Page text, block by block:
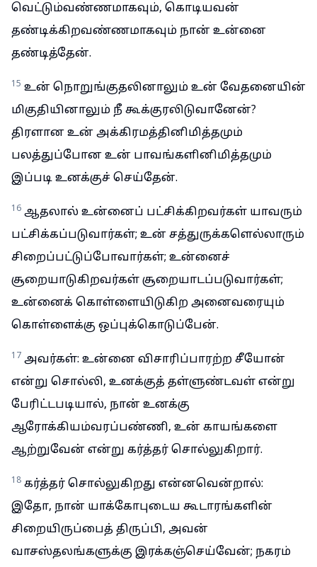
வெட்டும்வண்ணமாகவும், கொடியவன்
தண்டிக்கிறவண்ணமாகவும் நான் உன்னை
தண்டித்தேன்.
15 உன் நொறுங்குதலினாலும் உன் வேதனையின்
மிகுதியினாலும் நீ கூக்குரலிடுவானேன்?
திரளான உன் அக்கிரமத்தினிமித்தமும்
பலத்துப்போன உன் பாவங்களினிமித்தமும்
இப்படி உனக்குச் செய்தேன்.
16 ஆதலால் உன்னைப் பட்சிக்கிறவர்கள் யாவரும்
பட்சிக்கப்படுவார்கள்; உன் சத்துருக்களெல்லாரும்
சிறைப்பட்டுப்போவார்கள்; உன்னைச்
சூறையாடுகிறவர்கள் சூறையாடப்படுவார்கள்;
உன்னைக் கொள்ளையிடுகிற அனைவரையும்
கொள்ளைக்கு ஒப்புக்கொடுப்பேன்.
17 அவர்கள்: உன்னை விசாரிப்பாரற்ற சீயோன்
என்று சொல்லி, உனக்குத் தள்ளுண்டவள் என்று
பேரிட்டபடியால், நான் உனக்கு
ஆரோக்கியம்வரப்பண்ணி, உன் காயங்களை
ஆற்றுவேன் என்று கர்த்தர் சொல்லுகிறார்.
18 கர்த்தர் சொல்லுகிறது என்னவென்றால்:
இதோ, நான் யாக்கோபுடைய கூடாரங்களின்
சிறையிருப்பைத் திருப்பி, அவன்
வாசஸ்தலங்களுக்கு இரக்கஞ்செய்வேன்; நகரம்